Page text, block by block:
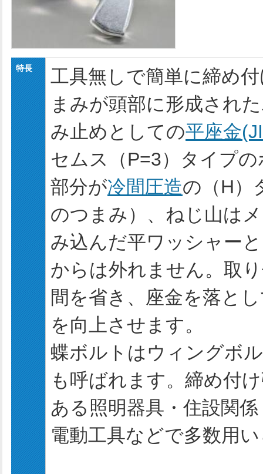
特長
工具無しで簡単に締め
まみが頭部に形成され
み止めとしての平座金
セムス（P=3）タイプ
部分が冷間圧造の（H）
のつまみ）、ねじ山は
み込んだ平ワッシャー
からは外れません。取
間を省き、座金を落と
を向上させます。
蝶ボルトはウィングボ
も呼ばれます。締め付
ある照明器具・住設関
電動工具などで多数用